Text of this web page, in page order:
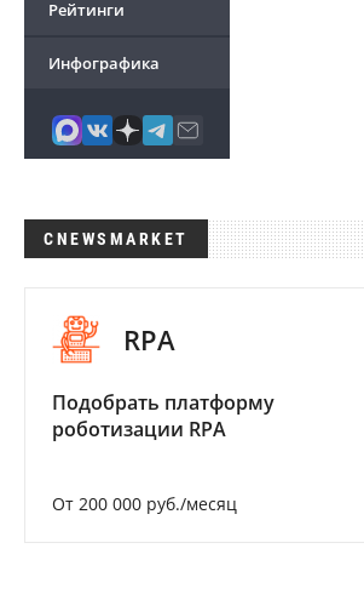
Рейтинги
Инфографика
CNEWSMARKET
RPA
Подобрать платформу
роботизации RPA
От 200 000 руб./месяц